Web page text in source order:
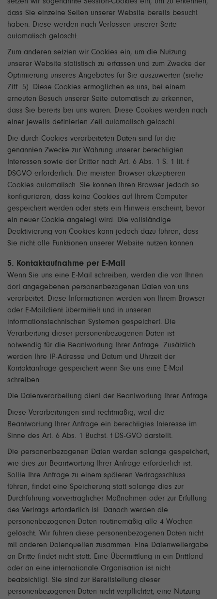
dass Sie einzelne Seiten unserer Website bereits besucht
haben. Diese werden nach Verlassen unserer Seite
automatisch gelöscht.
Zum anderen setzten wir Cookies ein, um die Nutzung
unserer Website statistisch zu erfassen und zum Zwecke der
Optimierung unseres Angebotes für Sie auszuwerten (siehe
Ziff. 5). Diese Cookies ermöglichen es uns, bei einem
erneuten Besuch unserer Seite automatisch zu erkennen,
dass Sie bereits bei uns waren. Diese Cookies werden nach
einer jeweils definierten Zeit automatisch gelöscht.
Die durch Cookies verarbeiteten Daten sind für die
genannten Zwecke zur Wahrung unserer berechtigten
Interessen sowie der Dritter nach Art. 6 Abs. 1 S. 1 lit. f
DSGVO erforderlich. Die meisten Browser akzeptieren
Cookies automatisch. Sie können Ihren Browser jedoch so
konfigurieren, dass keine Cookies auf Ihrem Computer
gespeichert werden oder stets ein Hinweis erscheint, bevor
ein neuer Cookie angelegt wird. Die vollständige
Deaktivierung von Cookies kann jedoch dazu führen, dass
Sie nicht alle Funktionen unserer Website nutzen können
5. Kontaktaufnahme per E-Mail
Wenn Sie uns eine E-Mail schreiben, werden die von Ihnen
dort angegebenen personenbezogenen Daten von uns
verarbeitet. Diese Informationen werden von Ihrem Browser
oder E-Mailclient übermittelt und in unseren
informationstechnischen Systemen gespeichert. Die
Verarbeitung dieser personenbezogenen Daten ist
notwendig für die Beantwortung Ihrer Anfrage. Zusätzlich
werden Ihre IP-Adresse und Datum und Uhrzeit der
Kontaktanfrage gespeichert wenn Sie uns eine E-Mail
schreiben.
Die Datenverarbeitung dient der Beantwortung Ihrer Anfrage.
Diese Verarbeitungen sind rechtmäßig, weil die
Beantwortung Ihrer Anfrage ein berechtigtes Interesse im
Sinne des Art. 6 Abs. 1 Buchst. f DS-GVO darstellt.
Die personenbezogenen Daten werden solange gespeichert,
wie dies zur Beantwortung Ihrer Anfrage erforderlich ist.
Sollte Ihre Anfrage zu einem späteren Vertragsschluss
führen, findet eine Speicherung statt solange dies zur
Durchführung vorvertraglicher Maßnahmen oder zur Erfüllung
des Vertrags erforderlich ist. Danach werden die
personenbezogenen Daten routinemäßig alle 4 Wochen
gelöscht. Wir führen diese personenbezogenen Daten nicht
mit anderen Datenquellen zusammen. Eine Datenweitergabe
an Dritte findet nicht statt. Eine Übermittlung in ein Drittland
oder an eine internationale Organisation ist nicht
beabsichtigt. Sie sind zur Bereitstellung dieser
personenbezogenen Daten nicht verpflichtet, eine Nutzung